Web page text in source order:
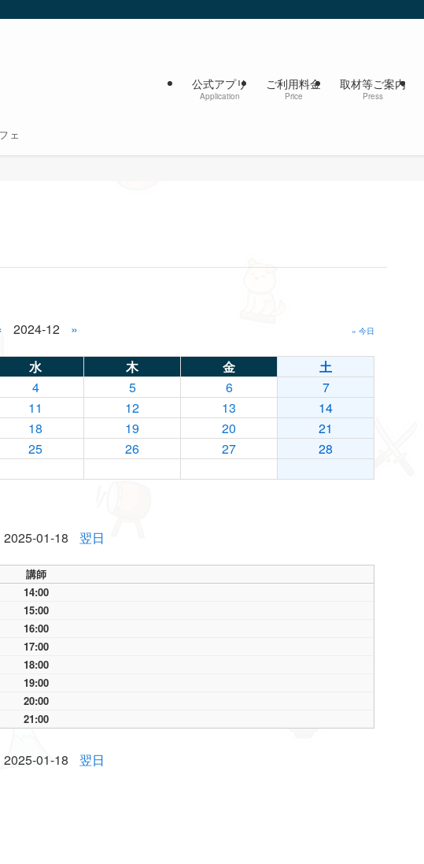
ェ
公式アプリ
Application
ご利用料金
Price
取材等ご案内
Press
2024-12 » » 今日
水 木 金
土
4
5 6
7
11
12 13
14
18
19 20
21
25
26 27 28
2025-01-18 翌日
講師
14:00
15:00
16:00
17:00
18:00
19:00
20:00
21:00
2025-01-18 翌日